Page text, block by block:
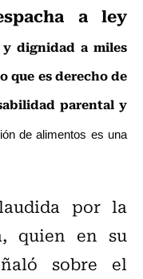
a ley
dignidad a miles
que es derecho de
parental y
de alimentos es una
por la
quien en su
sobre el